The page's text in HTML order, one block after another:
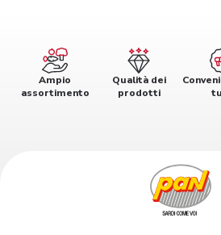
Ampio
assortimento
Qualità dei
prodotti